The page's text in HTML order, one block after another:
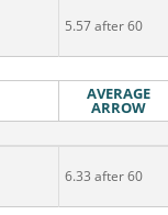
5.57 after 60
AVERAGE
ARROW
6.33 after 60